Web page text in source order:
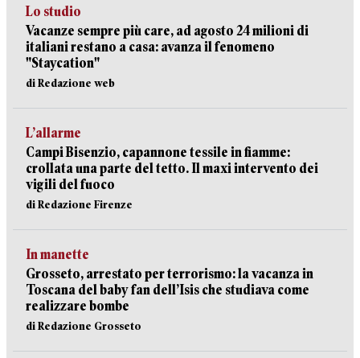
Lo studio
Vacanze sempre più care, ad agosto 24 milioni di
italiani restano a casa: avanza il fenomeno
"Staycation"
di Redazione web
L’allarme
Campi Bisenzio, capannone tessile in fiamme:
crollata una parte del tetto. Il maxi intervento dei
vigili del fuoco
di Redazione Firenze
In manette
Grosseto, arrestato per terrorismo: la vacanza in
Toscana del baby fan dell’Isis che studiava come
realizzare bombe
di Redazione Grosseto